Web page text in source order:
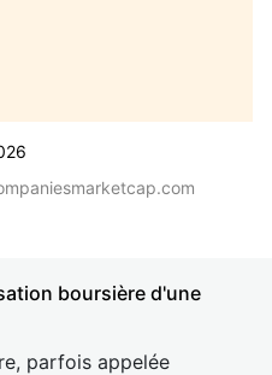
boursière d'une
parfois appelée